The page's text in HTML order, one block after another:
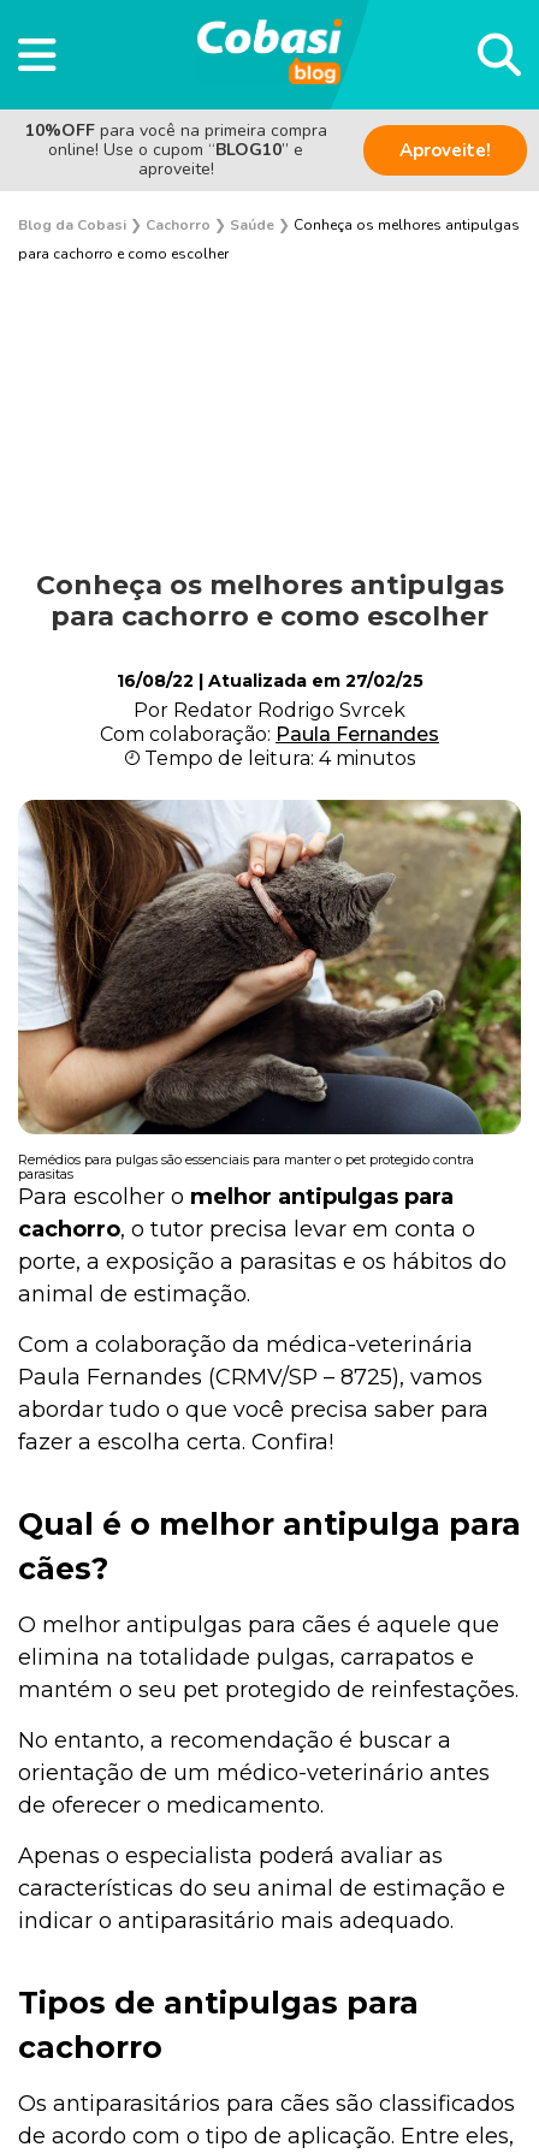
10%OFF para você na primeira compra
online! Use o cupom “BLOG10” e
aproveite!
Aproveite!
Blog da Cobasi ❯ Cachorro ❯ Saúde ❯ Conheça os melhores antipulgas
para cachorro e como escolher
Alimentação
Curiosidades
Higiene
Saúde
Conheça os melhores antipulgas
para cachorro e como escolher
16/08/22 | Atualizada em 27/02/25
Por Redator Rodrigo Svrcek
Com colaboração: Paula Fernandes
Tempo de leitura: 4 minutos
Remédios para pulgas são essenciais para manter o pet protegido contra
parasitas
Para escolher o melhor antipulgas para
cachorro, o tutor precisa levar em conta o
porte, a exposição a parasitas e os hábitos do
animal de estimação.
Com a colaboração da médica-veterinária
Paula Fernandes (CRMV/SP – 8725), vamos
abordar tudo o que você precisa saber para
fazer a escolha certa. Confira!
Qual é o melhor antipulga para
cães?
O melhor antipulgas para cães é aquele que
elimina na totalidade pulgas, carrapatos e
mantém o seu pet protegido de reinfestações.
No entanto, a recomendação é buscar a
orientação de um médico-veterinário antes
de oferecer o medicamento.
Apenas o especialista poderá avaliar as
características do seu animal de estimação e
indicar o antiparasitário mais adequado.
Tipos de antipulgas para
cachorro
Os antiparasitários para cães são classificados
de acordo com o tipo de aplicação. Entre eles,